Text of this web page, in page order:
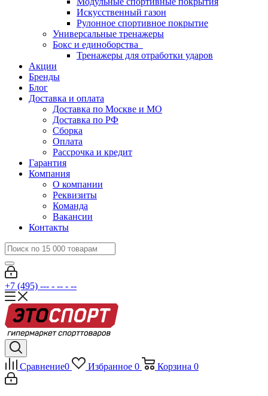
Искусственный газон
Рулонное спортивное покрытие
Универсальные тренажеры
Бокс и единоборства
Тренажеры для отработки ударов
Акции
Бренды
Блог
Доставка и оплата
Доставка по Москве и МО
Доставка по РФ
Сборка
Оплата
Рассрочка и кредит
Гарантия
Компания
О компании
Реквизиты
Команда
Вакансии
Контакты
+7 (495) --- - -- - --
Сравнение0 Избранное 0 Корзина 0